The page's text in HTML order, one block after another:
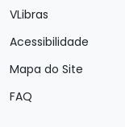
VLibras
Acessibilidade
Mapa do Site
FAQ